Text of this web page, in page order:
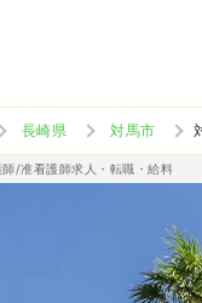
長崎県 対馬市
/准看護師求人・転職・給料